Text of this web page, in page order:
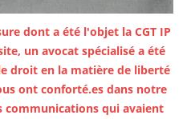
dont a été l'objet la CGT IP
un avocat spécialisé a été
droit en la matière de liberté
ont conforté.es dans notre
qui avaient